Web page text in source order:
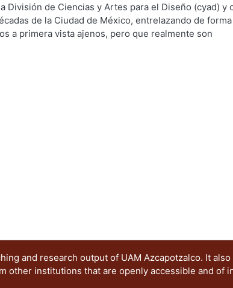
División de Ciencias y Artes para el Diseño (cyad) y
de la Ciudad de México, entrelazando de forma
a primera vista ajenos, pero que realmente son
and research output of UAM Azcapotzalco. It
other institutions that are openly accessible and of